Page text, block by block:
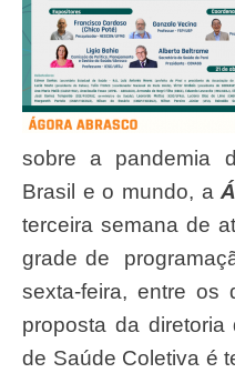
sobre a pandemia
Brasil e o mundo, a
terceira semana de
grade de
sexta-feira, entre
proposta da diretoria
de Saúde Coletiva é